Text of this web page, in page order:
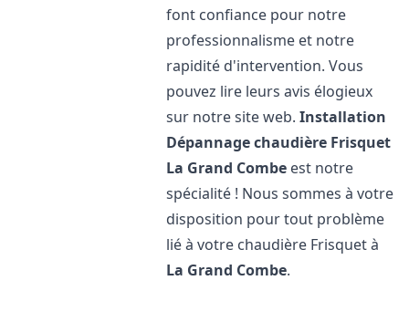
font confiance pour notre
professionnalisme et notre
rapidité d'intervention. Vous
pouvez lire leurs avis élogieux
sur notre site web.Installation
Dépannage chaudière Frisquet
La Grand Combe est notre
spécialité ! Nous sommes à votre
disposition pour tout problème
lié à votre chaudière Frisquet à
La Grand Combe.